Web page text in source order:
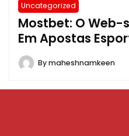
Uncategorized
Mostbet: O Web-
Em Apostas
Bymaheshnamkeen